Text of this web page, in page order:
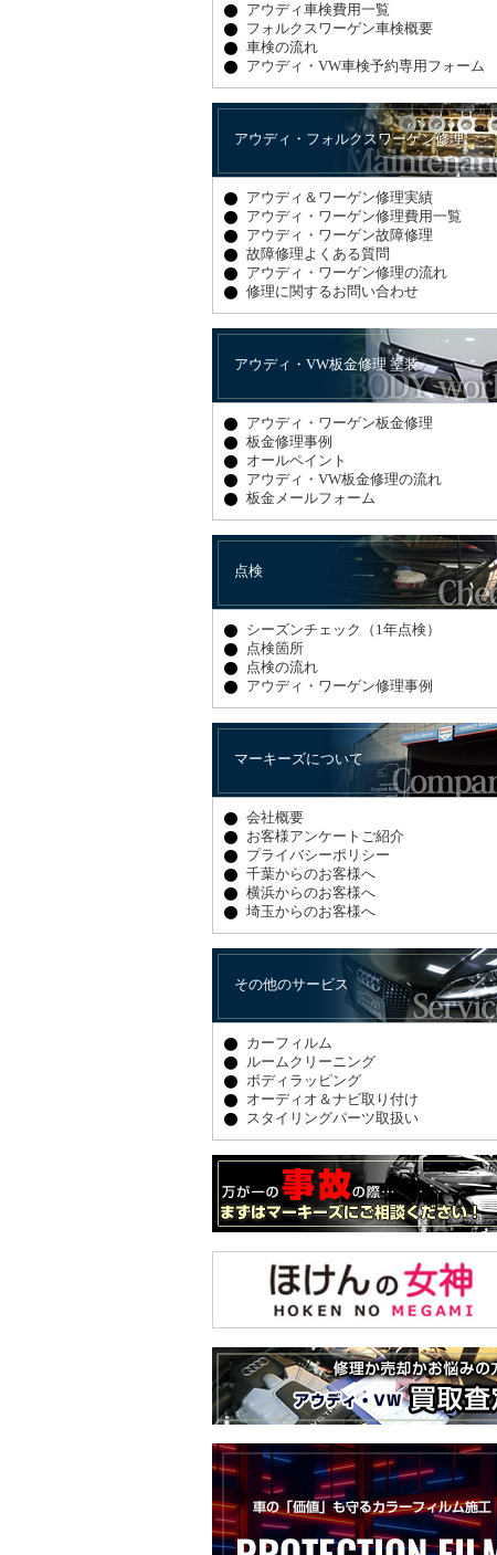
アウディ車検費用一覧
フォルクスワーゲン車検概要
車検の流れ
アウディ・VW車検予約専用フォーム
アウディ・フォルクスワーゲン修理
アウディ＆ワーゲン修理実績
アウディ・ワーゲン修理費用一覧
アウディ・ワーゲン故障修理
故障修理よくある質問
アウディ・ワーゲン修理の流れ
修理に関するお問い合わせ
アウディ・VW板金修理 塗装
アウディ・ワーゲン板金修理
板金修理事例
オールペイント
アウディ・VW板金修理の流れ
板金メールフォーム
点検
シーズンチェック（1年点検）
点検箇所
点検の流れ
アウディ・ワーゲン修理事例
マーキーズについて
会社概要
お客様アンケートご紹介
プライバシーポリシー
千葉からのお客様へ
横浜からのお客様へ
埼玉からのお客様へ
その他のサービス
カーフィルム
ルームクリーニング
ボディラッピング
オーディオ＆ナビ取り付け
スタイリングパーツ取扱い